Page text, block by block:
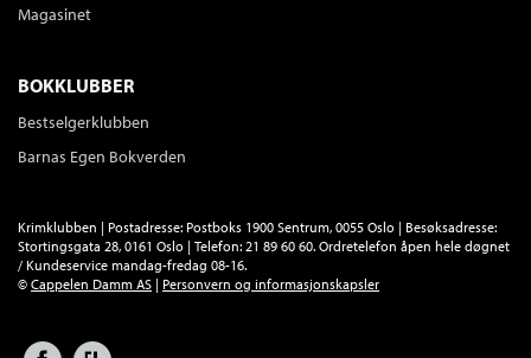
Magasinet
BOKKLUBBER
Bestselgerklubben
Barnas Egen Bokverden
Krimklubben | Postadresse: Postboks 1900 Sentrum, 0055 Oslo | Besøksadresse:
Stortingsgata 28, 0161 Oslo | Telefon: 21 89 60 60. Ordretelefon åpen hele døgnet
/ Kundeservice mandag-fredag 08-16.
© Cappelen Damm AS | Personvern og informasjonskapsler
Facebook